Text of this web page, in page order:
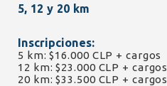
5, 12 y 20 km
Inscripciones:
5 km: $16.000 CLP + cargos
12 km: $23.000 CLP + cargos
20 km: $33.500 CLP + cargos